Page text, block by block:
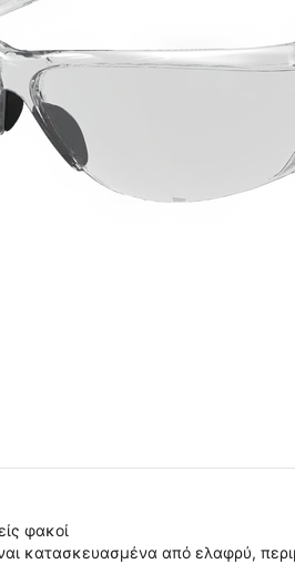
φακοί
κατασκευασμένα από ελαφρύ,